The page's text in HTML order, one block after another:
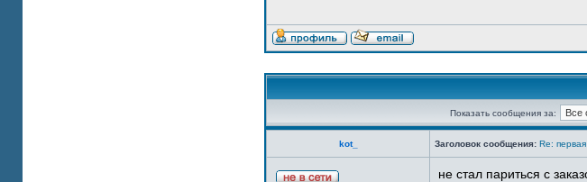
Показать сообщения за:
kot_ Заголовок сообщения: Re:
не стал париться с